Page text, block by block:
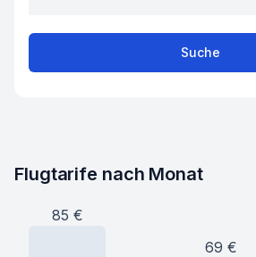
Suche
Flugtarife nach Monat
85 €
69 €